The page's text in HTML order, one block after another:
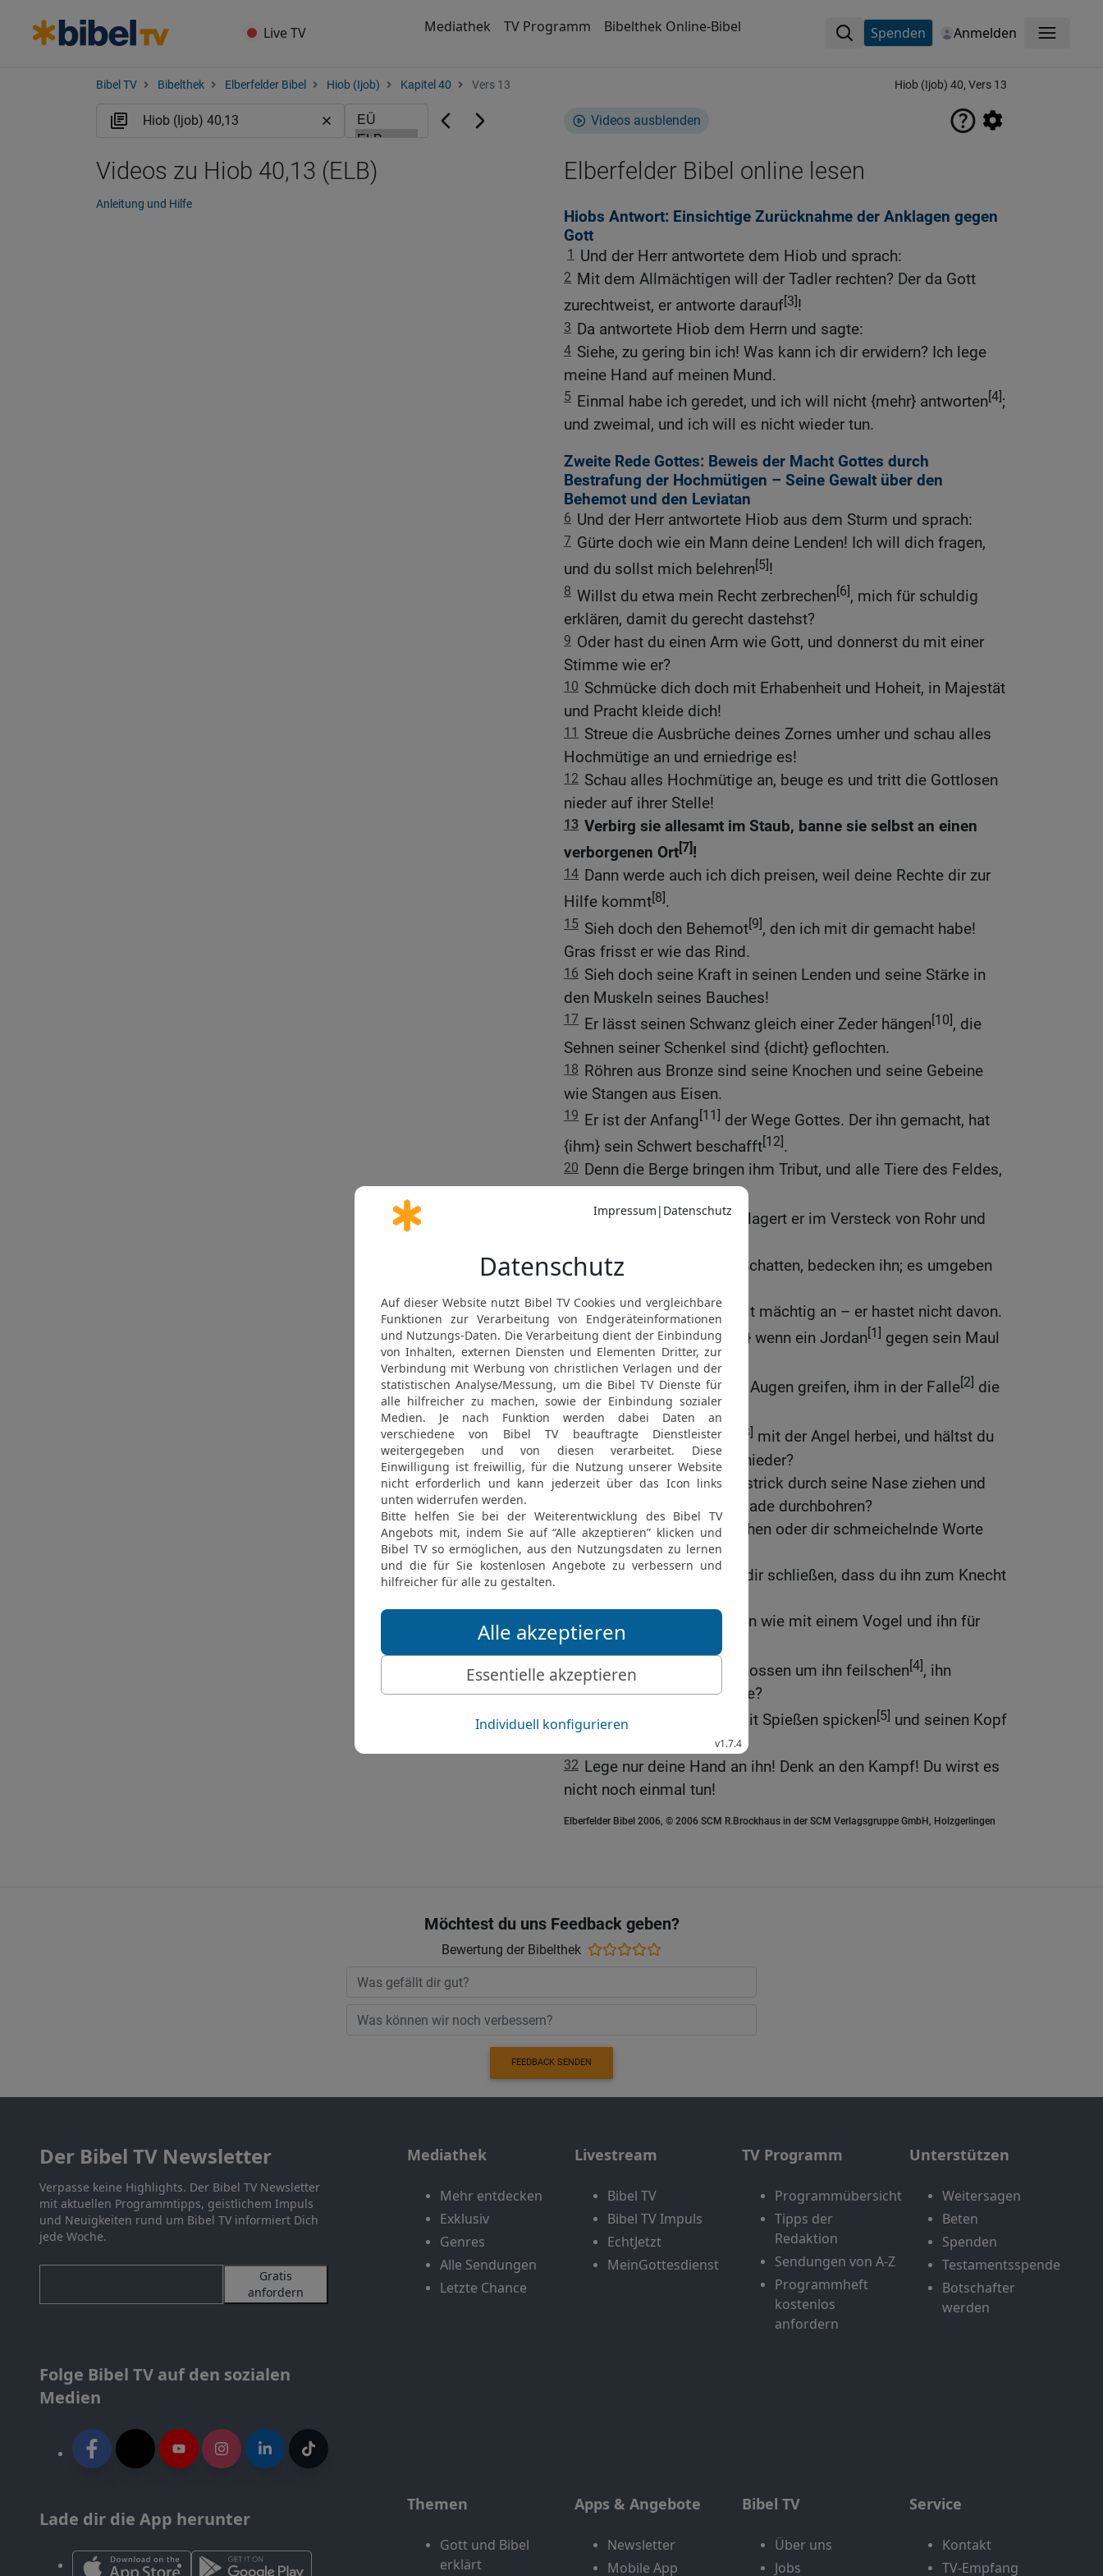
Live TV Mediathek TV Programm Bibelthek Online-Bibel Spenden Anmelden Menü
Bibel TV Bibelthek Elberfelder Bibel Hiob (Ijob) Kapitel 40 Vers 13 Hiob (Ijob) 40, Vers 13
Videos ausblenden
Elberfelder Bibel online lesen
Hiobs Antwort: Einsichtige Zurücknahme der Anklagen gegen
Gott
1 Und der Herr antwortete dem Hiob und sprach:
2 Mit dem Allmächtigen will der Tadler rechten? Der da Gott
zurechtweist, er antworte darauf[3]!
3 Da antwortete Hiob dem Herrn und sagte:
4 Siehe, zu gering bin ich! Was kann ich dir erwidern? Ich lege
meine Hand auf meinen Mund.
5 Einmal habe ich geredet, und ich will nicht {mehr} antworten[4];
und zweimal, und ich will es nicht wieder tun.
Zweite Rede Gottes: Beweis der Macht Gottes durch
Bestrafung der Hochmütigen – Seine Gewalt über den
Behemot und den Leviatan
6 Und der Herr antwortete Hiob aus dem Sturm und sprach:
7 Gürte doch wie ein Mann deine Lenden! Ich will dich fragen,
und du sollst mich belehren[5]!
8 Willst du etwa mein Recht zerbrechen[6], mich für schuldig
erklären, damit du gerecht dastehst?
9 Oder hast du einen Arm wie Gott, und donnerst du mit einer
Stimme wie er?
10 Schmücke dich doch mit Erhabenheit und Hoheit, in Majestät
und Pracht kleide dich!
11 Streue die Ausbrüche deines Zornes umher und schau alles
Hochmütige an und erniedrige es!
12 Schau alles Hochmütige an, beuge es und tritt die Gottlosen
nieder auf ihrer Stelle!
13 Verbirg sie allesamt im Staub, banne sie selbst an einen
verborgenen Ort[7]!
14 Dann werde auch ich dich preisen, weil deine Rechte dir zur
Hilfe kommt[8].
15 Sieh doch den Behemot[9], den ich mit dir gemacht habe!
Gras frisst er wie das Rind.
16 Sieh doch seine Kraft in seinen Lenden und seine Stärke in
den Muskeln seines Bauches!
17 Er lässt seinen Schwanz gleich einer Zeder hängen[10], die
Sehnen seiner Schenkel sind {dicht} geflochten.
18 Röhren aus Bronze sind seine Knochen und seine Gebeine
wie Stangen aus Eisen.
19 Er ist der Anfang[11] der Wege Gottes. Der ihn gemacht, hat
{ihm} sein Schwert beschafft[12].
20 Denn die Berge bringen ihm Tribut, und alle Tiere des Feldes,
die dort spielen.
Unter Lotosbüschen[13]
lagert er im Versteck von Rohr und
22 Die Lotosbüsche, sein Schatten, bedecken ihn; es umgeben
23 Siehe, der Strom schwillt mächtig an – er hastet nicht davon.
Er fühlt sich sicher, {selbst} wenn ein Jordan[1] gegen sein Maul
hervorbricht.
24 {Wer} kann ihm in seine Augen greifen, ihm in der Falle[2] die
Nase durchbohren?
25 Ziehst du den Leviatan [3] mit der Angel herbei, und hältst du
mit dem Seil seine Zunge nieder?
26 Kannst du einen Binsenstrick durch seine Nase ziehen und
mit einem Dorn seine Kinnlade durchbohren?
27 Wird er dich lange anflehen oder dir schmeichelnde Worte
geben?
28 Wird er einen Bund mit dir schließen, dass du ihn zum Knecht
Willst du mit ihm spielen wie mit einem Vogel und ihn für
deine Mädchen anbinden?
Werden die Handelsgenossen um ihn feilschen[4], ihn
verteilen unter die Kaufleute?
Kannst du seine Haut mit Spießen spicken[5] und seinen Kopf
mit der Fischharpune?
32 Lege nur deine Hand an ihn! Denk an den Kampf! Du wirst es
nicht noch einmal tun!
Elberfelder Bibel 2006, © 2006 SCM R.Brockhaus in der SCM Verlagsgruppe GmbH, Holzgerlingen
Videos zu Hiob 40,13 (ELB)
Anleitung und Hilfe
Möchtest du uns Feedback geben?
Bewertung der Bibelthek
FEEDBACK SENDEN
Der Bibel TV Newsletter
Verpasse keine Highlights. Der Bibel TV Newsletter
mit aktuellen Programmtipps, geistlichem Impuls
und Neuigkeiten rund um Bibel TV informiert Dich
jede Woche.
Gratis
anfordern
Folge Bibel TV auf den sozialen
Medien
Lade dir die App herunter
Mediathek
Mehr entdecken
Exklusiv
Genres
Alle Sendungen
Letzte Chance
Livestream
Bibel TV
Bibel TV Impuls
EchtJetzt
MeinGottesdienst
TV Programm
Programmübersicht
Tipps der
Redaktion
Sendungen von A-Z
Programmheft
kostenlos
anfordern
Unterstützen
Weitersagen
Beten
Spenden
Testamentsspende
Botschafter
werden
Themen
Gott und Bibel
erklärt
Apps & Angebote
Newsletter
Mobile App
Bibel TV
Über uns
Jobs
Service
Kontakt
TV-Empfang